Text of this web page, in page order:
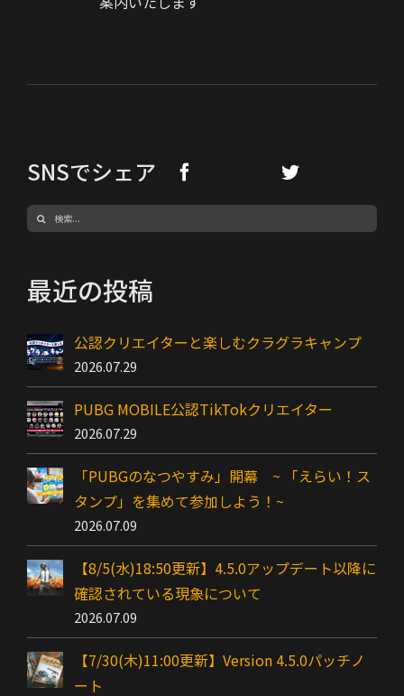
SNSでシェア
検
最近の投稿
公認クリエイターと楽しむクラグラキャンプ
2026.07.29
PUBG MOBILE公認TikTokクリエイター
2026.07.29
「PUBGのなつやすみ」開幕 ~ 「えらい！ス
タンプ」を集めて参加しよう！~
2026.07.09
【8/5(水)18:50更新】4.5.0アップデート以降に
確認されている現象について
2026.07.09
【7/30(木)11:00更新】Version 4.5.0パッチノ
ート